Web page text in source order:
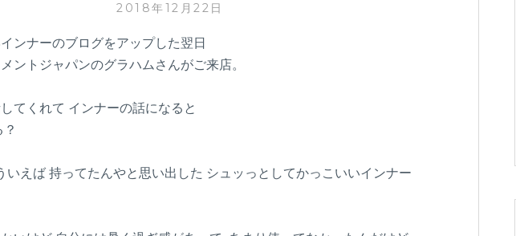
2018年12月22日
ンナーのブログをアップした翌日
ントジャパンのグラハムさんがご来店。
てくれて インナーの話になると
いえば 持ってたんやと思い出した シュッっとしてかっこいいインナー